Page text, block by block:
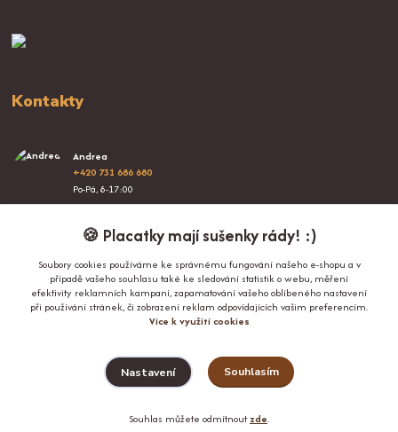
Kontakty
Andrea
+420 731 686 680
Po-Pá, 8-17:00
info@proplacatky.cz
Upravit sběr cookies.
🍪 Placatky mají sušenky rády! :)
Soubory cookies používáme ke správnému fungování našeho e-shopu a v
případě vašeho souhlasu také ke sledování statistik o webu, měření
efektivity reklamních kampaní, zapamatování vašeho oblíbeného nastavení
při používání stránek, či zobrazení reklam odpovídajících vašim preferencím.
Více k využití cookies
Nastavení Souhlasím
Souhlas můžete odmítnoutzde.